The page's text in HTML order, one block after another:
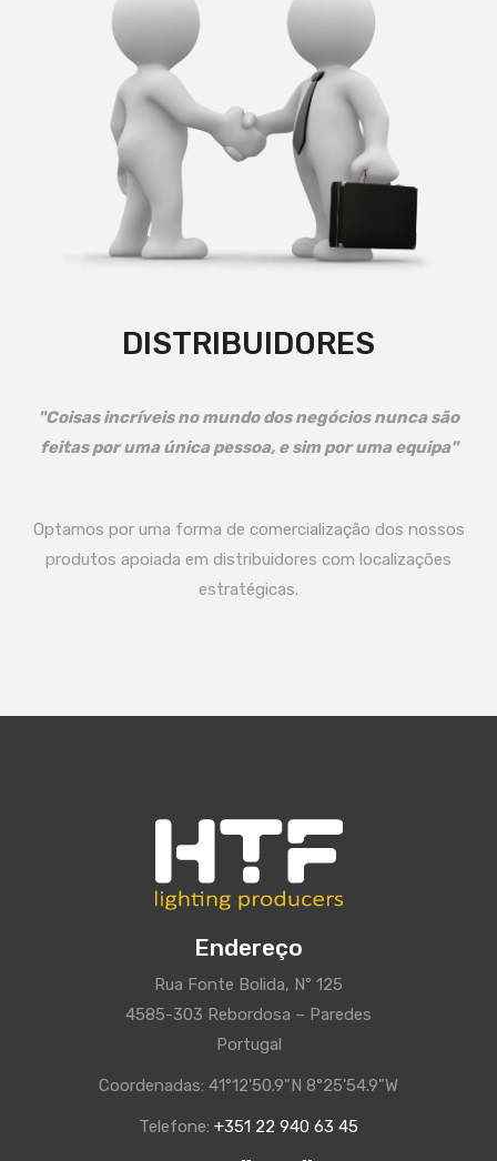
DISTRIBUIDORES
"Coisas incríveis no mundo dos negócios nunca são
feitas por uma única pessoa, e sim por uma equipa"
Optamos por uma forma de comercialização dos nossos
produtos apoiada em distribuidores com localizações
estratégicas.
Endereço
Rua Fonte Bolida, Nº 125
4585-303 Rebordosa – Paredes
Portugal
Coordenadas: 41°12'50.9"N 8°25'54.9"W
Telefone: +351 22 940 63 45